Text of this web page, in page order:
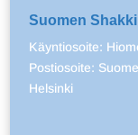
Suomen
Käyntiosoite:
Postiosoite:
Helsinki